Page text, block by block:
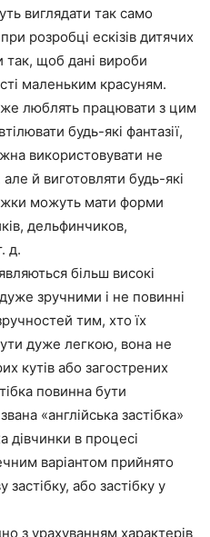
виглядати так само
розробці ескізів дитячих
так, щоб дані вироби
маленьким красуням.
люблять працювати з цим
будь-які фантазії,
використовувати не
й виготовляти будь-які
можуть мати форми
дельфинчиков,
д.
більш високі
зручними і не повинні
тим, хто їх
дуже легкою, вона не
кутів або загострених
повинна бути
«англійська застібка»
в процесі
варіантом прийнято
або застібку у
з урахуванням характерів